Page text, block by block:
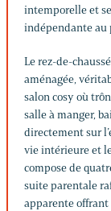
intemporelle et
indépendante au
Le rez-de-
aménagée,
salon cosy où
salle à manger,
directement sur
vie intérieure et
compose de
suite parentale
apparente offrant